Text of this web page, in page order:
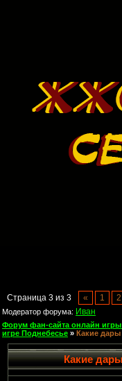
Страница 3 из 3 « 1 2
Модератор форума: Иван
Форум фан-сайта онлайн
игре Поднебесье » Какие
Какие